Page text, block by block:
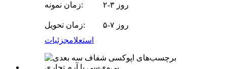
زمان نمونه:
۲-۳ روز
زمان تحویل:
۵-۷ روز
استعلامجزئیات